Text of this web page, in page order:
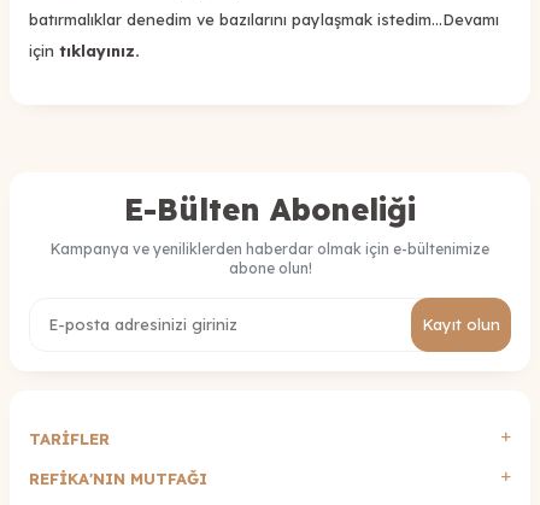
batırmalıklar denedim ve bazılarını paylaşmak istedim...Devamı
için tıklayınız.
E-Bülten Aboneliği
Kampanya ve yeniliklerden haberdar olmak için e-bültenimize
abone olun!
Kayıt olun
TARİFLER
REFİKA'NIN MUTFAĞI